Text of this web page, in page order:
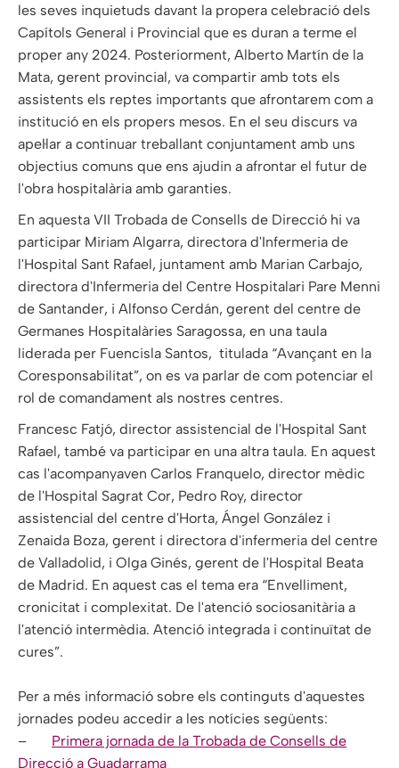
les seves inquietuds davant la propera celebració dels
Capítols General i Provincial que es duran a terme el
proper any 2024. Posteriorment, Alberto Martín de la
Mata, gerent provincial, va compartir amb tots els
assistents els reptes importants que afrontarem com a
institució en els propers mesos. En el seu discurs va
apel·lar a continuar treballant conjuntament amb uns
objectius comuns que ens ajudin a afrontar el futur de
l'obra hospitalària amb garanties.
En aquesta VII Trobada de Consells de Direcció hi va
participar Miriam Algarra, directora d'Infermeria de
l'Hospital Sant Rafael, juntament amb Marian Carbajo,
directora d'Infermeria del Centre Hospitalari Pare Menni
de Santander, i Alfonso Cerdán, gerent del centre de
Germanes Hospitalàries Saragossa, en una taula
liderada per Fuencisla Santos, titulada “Avançant en la
Coresponsabilitat”, on es va parlar de com potenciar el
rol de comandament als nostres centres.
Francesc Fatjó, director assistencial de l'Hospital Sant
Rafael, també va participar en una altra taula. En aquest
cas l'acompanyaven Carlos Franquelo, director mèdic
de l'Hospital Sagrat Cor, Pedro Roy, director
assistencial del centre d'Horta, Ángel González i
Zenaida Boza, gerent i directora d'infermeria del centre
de Valladolid, i Olga Ginés, gerent de l'Hospital Beata
de Madrid. En aquest cas el tema era “Envelliment,
cronicitat i complexitat. De l'atenció sociosanitària a
l'atenció intermèdia. Atenció integrada i continuïtat de
cures”.
Per a més informació sobre els continguts d'aquestes
jornades podeu accedir a les notícies següents:
– Primera jornada de la Trobada de Consells de
Direcció a Guadarrama